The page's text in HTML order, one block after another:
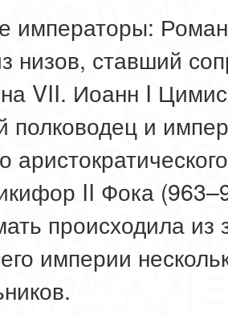
императоры:
низов, ставший
VII. Иоанн I
полководец и
II Фока
происходила из
империи